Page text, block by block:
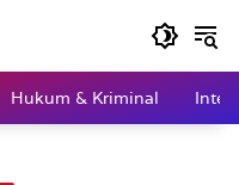
Hukum & Kriminal